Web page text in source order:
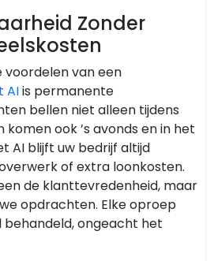
Zonder
voordelen van een
AIis permanente
bellen niet alleen tijdens
ook ’s avonds en in het
AI blijft uw bedrijf altijd
of extra loonkosten.
de klanttevredenheid, maar
opdrachten. Elke oproep
ongeacht het